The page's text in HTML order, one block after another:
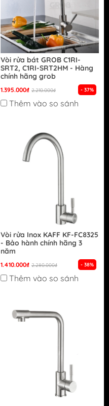
Vòi rửa bát GROB C1RI-
SRT2, C1RI-SRT2HM - Hàng
chính hãng grob
1.395.000₫ 2.210.000₫ - 37%
Thêm vào so sánh
Vòi rửa Inox KAFF KF-FC8325
- Bảo hành chính hãng 3
năm
1.410.000₫ 2.280.000₫ - 38%
Thêm vào so sánh